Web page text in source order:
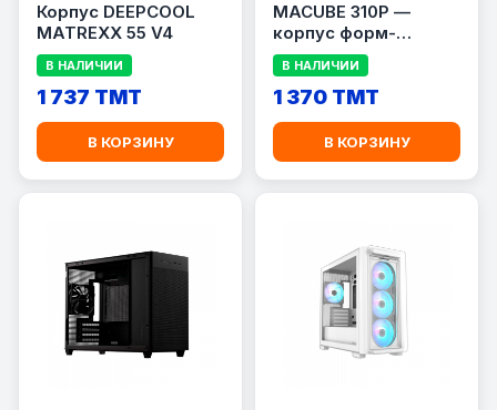
Корпус DEEPCOOL
MATREXX 55 V4
В НАЛИЧИИ
1 737 TMT
В КОРЗИНУ
MACUBE 310P —
корпус форм-
фактора ATX
В НАЛИЧИИ
1 370 TMT
В КОРЗИНУ